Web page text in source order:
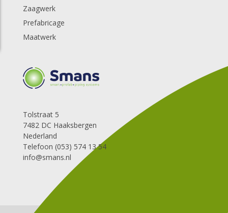
Zaagwerk
Prefabricage
Maatwerk
Tolstraat 5
7482 DC Haaksbergen
Nederland
Telefoon (053) 574 13 54
info@smans.nl